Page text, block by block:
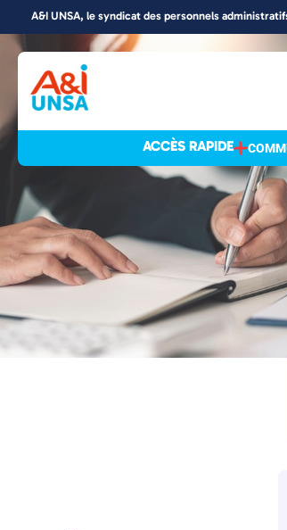
A&I UNSA, le syndicat des personnels
ACCÈS RAPIDE